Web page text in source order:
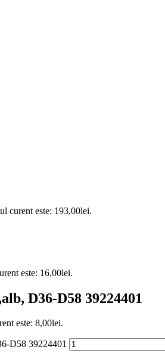
curent este: 193,00lei.
este: 16,00lei.
D36-D58 39224401
este: 8,00lei.
D58 39224401